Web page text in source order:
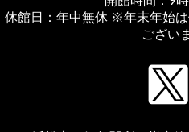
休館日：年中無休 ※年末年始
ござい